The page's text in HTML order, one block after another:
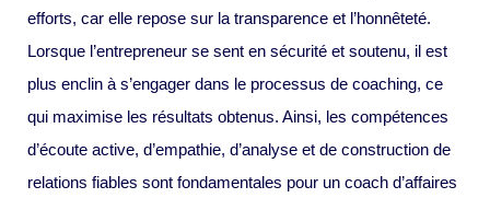
efforts, car elle repose sur la transparence et l’honnêteté.
Lorsque l’entrepreneur se sent en sécurité et soutenu, il est
plus enclin à s’engager dans le processus de coaching, ce
qui maximise les résultats obtenus. Ainsi, les compétences
d’écoute active, d’empathie, d’analyse et de construction de
relations fiables sont fondamentales pour un coach d’affaires